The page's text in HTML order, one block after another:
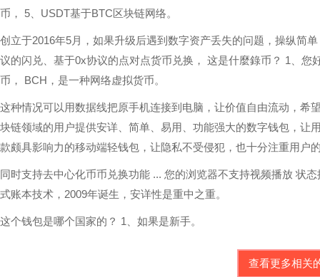
币， 5、USDT基于BTC区块链网络。
创立于2016年5月，如果升级后遇到数字资产丢失的问题，操纵简
议的闪兑、基于0x协议的点对点货币兑换， 这是什麼錄币？ 1、
币， BCH，是一种网络虚拟货币。
这种情况可以用数据线把原手机连接到电脑，让价值自由流动，希
块链领域的用户提供安详、简单、易用、功能强大的数字钱包，让
款颇具影响力的移动端轻钱包，让隐私不受侵犯，也十分注重用户
同时支持去中心化币币兑换功能 ... 您的浏览器不支持视频播放 状
式账本技术，2009年诞生，安详性是重中之重。
这个钱包是哪个国家的？ 1、如果是新手。
查看更多相关